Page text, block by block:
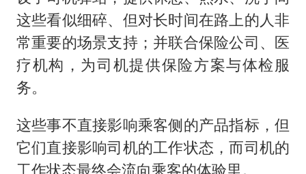
这些看似细碎、但对长时间在路上的人非
常重要的场景支持；并联合保险公司、医
疗机构，为司机提供保险方案与体检服
务。
这些事不直接影响乘客侧的产品指标，但
它们直接影响司机的工作状态，而司机的
工作状态最终会流向乘客的体验里。